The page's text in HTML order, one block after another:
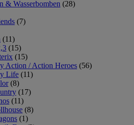
& Wasserbomben (28)
(7)
(11)
(15)
(15)
Action / Action Heroes (56)
Life (11)
(8)
(17)
(11)
(8)
(1)